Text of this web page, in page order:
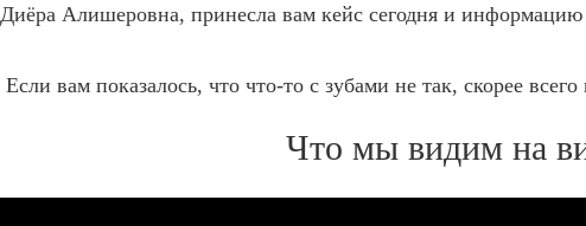
Алишеровна, принесла вам кейс сегодня и
вам показалось, что что-то с зубами не так, скорее всего
Что мы видим на